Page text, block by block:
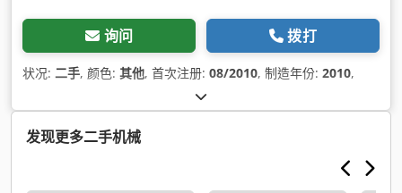
询问 拨打
状况: 二手, 颜色: 其他, 首次注册: 08/2010, 制造年份: 2010,
发现更多二手机械